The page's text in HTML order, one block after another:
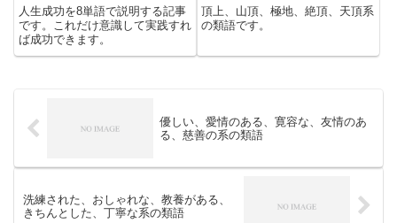
人生成功を8単語で説明する記事
です。これだけ意識して実践すれ
ば成功できます。
頂上、山頂、極地、絶頂、天頂系
の類語です。
優しい、愛情のある、寛容な、友情のあ
る、慈善の系の類語
洗練された、おしゃれな、教養がある、
きちんとした、丁寧な系の類語